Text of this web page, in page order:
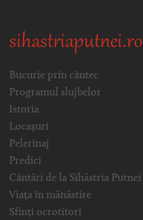
sihastriaputnei.ro
Bucurie prin cântec
Programul slujbelor
Istoria
Locașuri
Pelerinaj
Predici
Cântări de la Sihăstria Putnei
Viața în mănăstire
Sfinți ocrotitori